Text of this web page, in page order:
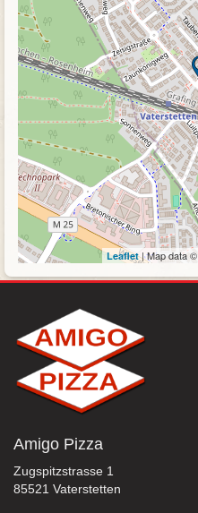
Leaflet| Map data ©
Amigo Pizza
Zugspitzstrasse 1
85521 Vaterstetten